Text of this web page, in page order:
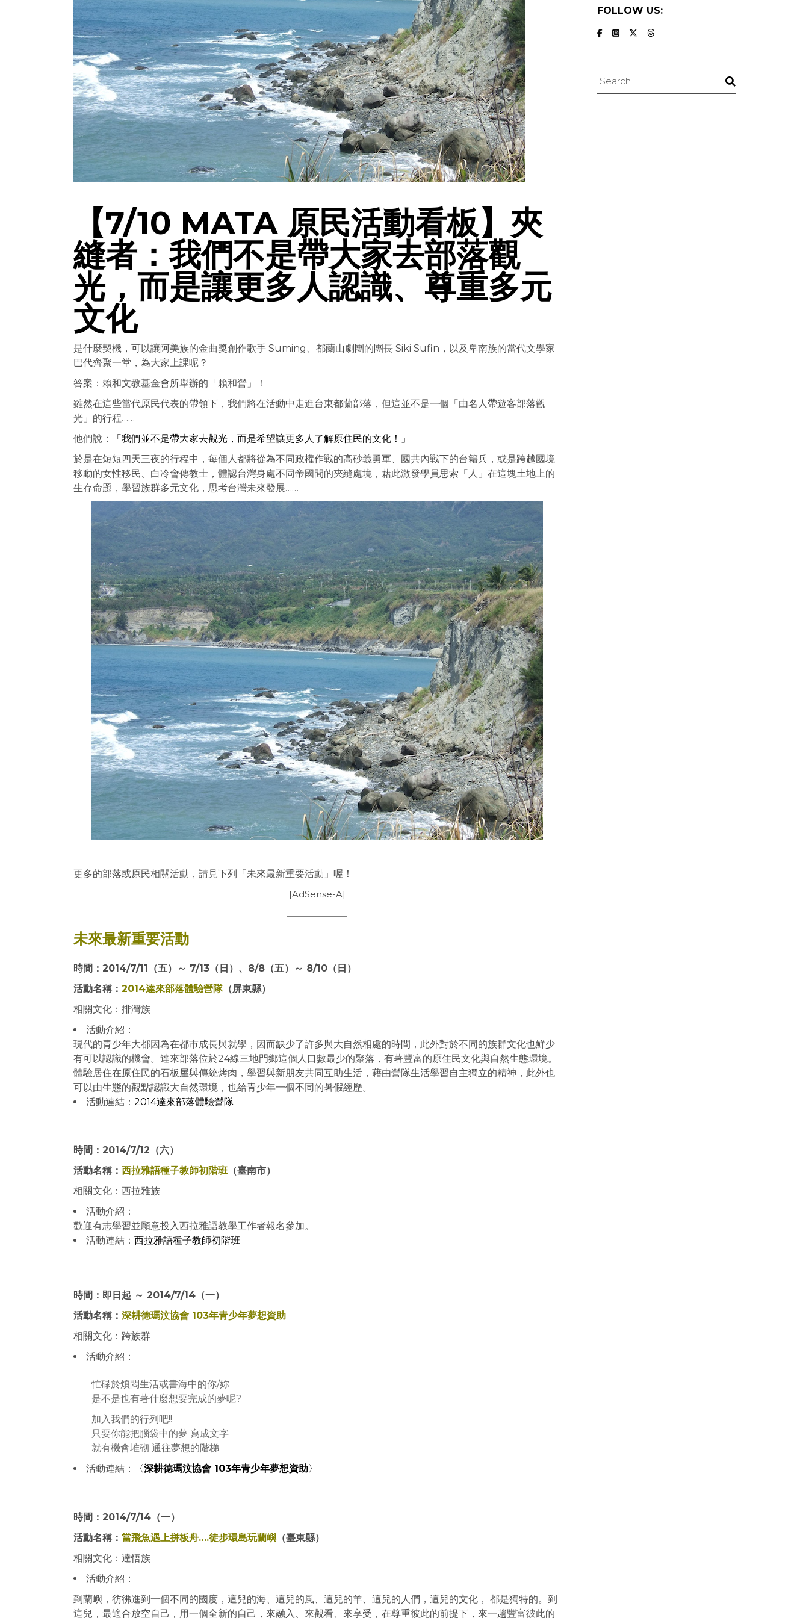
【7/10 MATA 原民活動看板】夾
縫者：我們不是帶大家去部落觀
光，而是讓更多人認識、尊重多元
文化
是什麼契機，可以讓阿美族的金曲獎創作歌手 Suming、都蘭山劇團的團長 Siki Sufin，以及卑南族的當代文學家
巴代齊聚一堂，為大家上課呢？
答案：賴和文教基金會所舉辦的「賴和營」！
雖然在這些當代原民代表的帶領下，我們將在活動中走進台東都蘭部落，但這並不是一個「由名人帶遊客部落觀
光」的行程……
他們說：
「我們並不是帶大家去觀光，而是希望讓更多人了解原住民的文化！」
於是在短短四天三夜的行程中，每個人都將從為不同政權作戰的高砂義勇軍、國共內戰下的台籍兵，或是跨越國境
移動的女性移民、白冷會傳教士，體認台灣身處不同帝國間的夾縫處境，藉此激發學員思索「人」在這塊土地上的
生存命題，學習族群多元文化，思考台灣未來發展……
更多的部落或原民相關活動，請見下列「未來最新重要活動」喔！
[AdSense-A]
未來最新重要活動
時間：2014/7/11（五）～ 7/13（日）、8/8（五）～ 8/10（日）
活動名稱： 2014達來部落體驗營隊（屏東縣）
相關文化：排灣族
活動介紹：
現代的青少年大都因為在都市成長與就學，因而缺少了許多與大自然相處的時間，此外對於不同的族群文化也鮮少
有可以認識的機會。達來部落位於24線三地門鄉這個人口數最少的聚落，有著豐富的原住民文化與自然生態環境。
體驗居住在原住民的石板屋與傳統烤肉，學習與新朋友共同互助生活，藉由營隊生活學習自主獨立的精神，此外也
可以由生態的觀點認識大自然環境，也給青少年一個不同的暑假經歷。
活動連結： 2014達來部落體驗營隊
時間：2014/7/12（六）
活動名稱： 西拉雅語種子教師初階班（臺南市）
相關文化：西拉雅族
活動介紹：
歡迎有志學習並願意投入西拉雅語教學工作者報名參加。
活動連結： 西拉雅語種子教師初階班
時間：即日起 ～ 2014/7/14（一）
活動名稱： 深耕德瑪汶協會 103年青少年夢想資助
相關文化：跨族群
活動介紹：
忙碌於煩悶生活或書海中的你/妳
是不是也有著什麼想要完成的夢呢?
加入我們的行列吧!!
只要你能把腦袋中的夢 寫成文字
就有機會堆砌 通往夢想的階梯
活動連結：
〈深耕德瑪汶協會 103年青少年夢想資助〉
時間：2014/7/14（一）
活動名稱： 當飛魚遇上拼板舟….徒步環島玩蘭嶼 （臺東縣）
相關文化：達悟族
活動介紹：
到蘭嶼，彷彿進到一個不同的國度，這兒的海、這兒的風、這兒的羊、這兒的人們，這兒的文化， 都是獨特的。到
這兒，最適合放空自己，用一個全新的自己，來融入、來觀看、來享受，在尊重彼此的前提下，來一趟豐富彼此的
FOLLOW US:
Search